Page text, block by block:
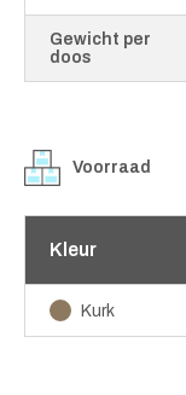
Gewicht per
doos
Voorraad
Kleur
Kurk